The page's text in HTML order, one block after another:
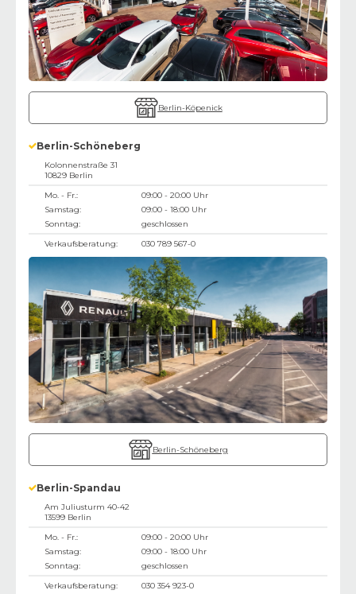
Berlin-Köpenick
Berlin-Schöneberg
Kolonnenstraße 31
10829 Berlin
Mo. - Fr.:
09:00 - 20:00 Uhr
Samstag:
09:00 - 18:00 Uhr
Sonntag:
geschlossen
Verkaufsberatung:
030 789 567-0
Berlin-Schöneberg
Berlin-Spandau
Am Juliusturm 40-42
13599 Berlin
Mo. - Fr.:
09:00 - 20:00 Uhr
Samstag:
09:00 - 18:00 Uhr
Sonntag:
geschlossen
Verkaufsberatung:
030 354 923-0